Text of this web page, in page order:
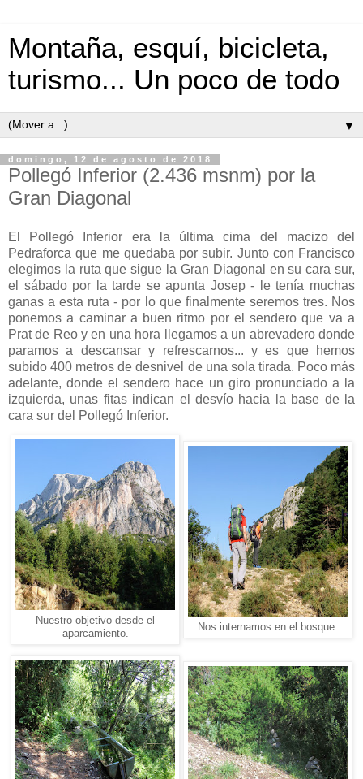
Montaña, esquí, bicicleta,
turismo... Un poco de todo
▼
domingo, 12 de agosto de 2018
Pollegó Inferior (2.436 msnm) por la
Gran Diagonal
El Pollegó Inferior era la última cima del macizo del
Pedraforca que me quedaba por subir. Junto con Francisco
elegimos la ruta que sigue la Gran Diagonal en su cara sur,
el sábado por la tarde se apunta Josep - le tenía muchas
ganas a esta ruta - por lo que finalmente seremos tres. Nos
ponemos a caminar a buen ritmo por el sendero que va a
Prat de Reo y en una hora llegamos a un abrevadero donde
paramos a descansar y refrescarnos... y es que hemos
subido 400 metros de desnivel de una sola tirada. Poco más
adelante, donde el sendero hace un giro pronunciado a la
izquierda, unas fitas indican el desvío hacia la base de la
cara sur del Pollegó Inferior.
Nuestro objetivo desde el
aparcamiento.
Nos internamos en el bosque.